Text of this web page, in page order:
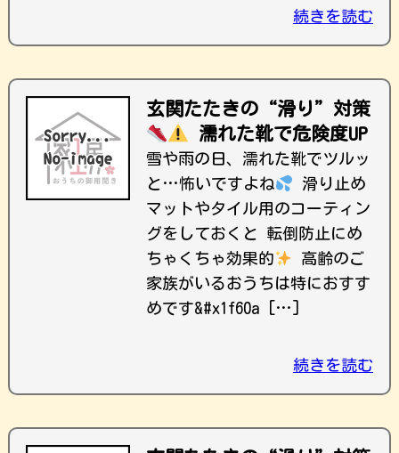
続きを読む
玄関たたきの“滑り”対策
濡れた靴で危険度UP
雪や雨の日、濡れた靴でツルッ
と…怖いですよね
滑り止め
マットやタイル用のコーティン
グをしておくと 転倒防止にめ
ちゃくちゃ効果的
高齢のご
家族がいるおうちは特におすす
めです&#x1f60a […]
続きを読む